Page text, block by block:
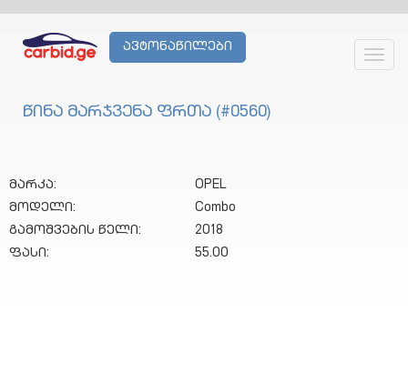
ავტონაწილები
წინა მარჯვენა ფრთა (#0560)
მარკა:
OPEL
მოდელი:
Combo
გამოშვების წელი:
2018
ფასი:
55.00